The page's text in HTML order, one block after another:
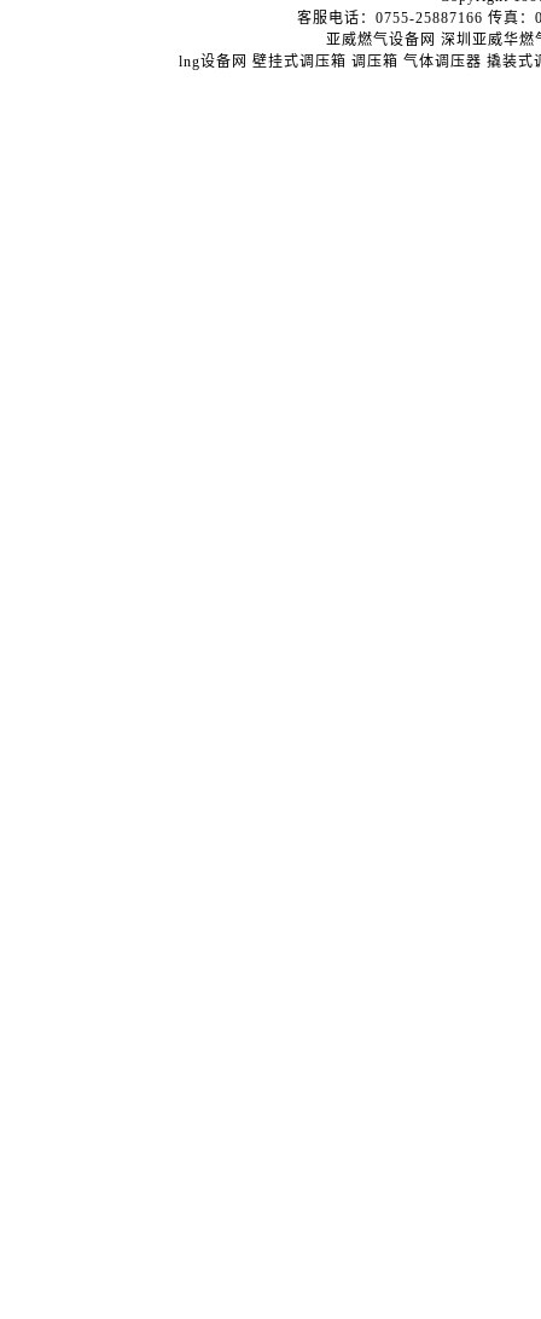
客服电话：0755-25887166 传真
亚威燃气设备网 深圳亚威华
lng设备网 壁挂式调压箱 调压箱 气体调压器 撬装式